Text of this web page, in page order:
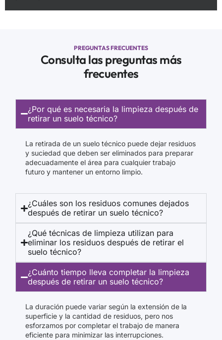
PREGUNTAS FRECUENTES
Consulta las preguntas más
frecuentes
¿Por qué es necesaria la limpieza después de
retirar un suelo técnico?
La retirada de un suelo técnico puede dejar residuos
y suciedad que deben ser eliminados para preparar
adecuadamente el área para cualquier trabajo
futuro y mantener un entorno limpio.
¿Cuáles son los residuos comunes dejados
después de retirar un suelo técnico?
¿Qué técnicas de limpieza utilizan para
eliminar los residuos después de retirar el
suelo técnico?
¿Cuánto tiempo lleva completar la limpieza
después de retirar un suelo técnico?
La duración puede variar según la extensión de la
superficie y la cantidad de residuos, pero nos
esforzamos por completar el trabajo de manera
eficiente para minimizar las interrupciones.